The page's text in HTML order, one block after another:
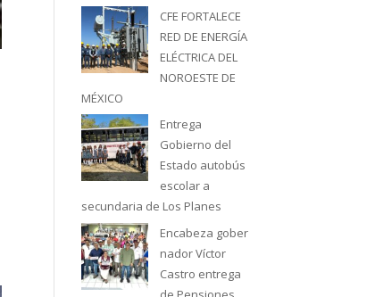
CFE FORTALECE
RED DE ENERGÍA
ELÉCTRICA DEL
NOROESTE DE
MÉXICO
Entrega
Gobierno del
Estado autobús
escolar a
secundaria de Los Planes
Encabeza gober
nador Víctor
Castro entrega